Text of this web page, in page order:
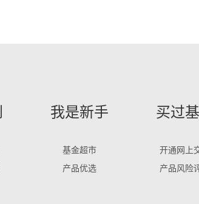
我是新手
基金超市
产品优选
买过
开通网上
产品风险